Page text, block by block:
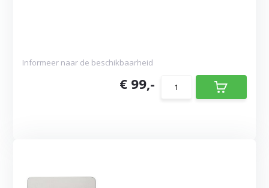
Informeer naar de beschikbaarheid
€ 99,-